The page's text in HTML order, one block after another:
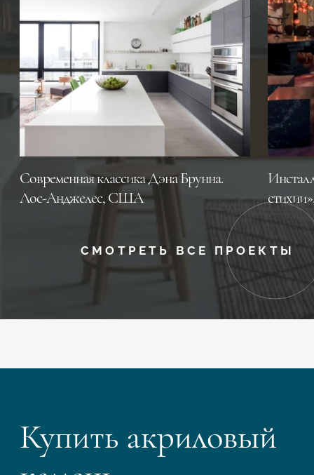
Современная классика Дэна Брунна.
Лос-Анджелес, CША
СМОТРЕТЬ ВСЕ ПРОЕКТЫ
Купить акриловый